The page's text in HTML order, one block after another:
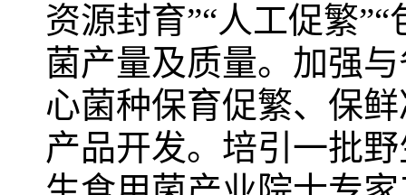
资源封育”“人工促繁
菌产量及质量。加强
心菌种保育促繁、保
产品开发。培引一批